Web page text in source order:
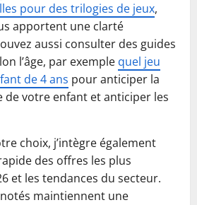
pour des trilogies de jeux,
apportent une clarté
aussi consulter des guides
l’âge, par exemple quel jeu
de 4 ans pour anticiper la
votre enfant et anticiper les
choix, j’intègre également
des offres les plus
et les tendances du secteur.
maintiennent une